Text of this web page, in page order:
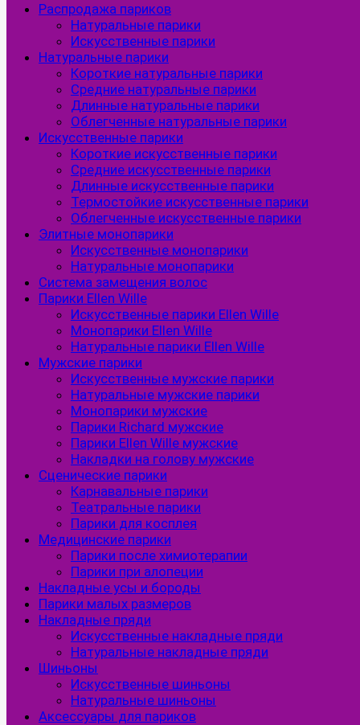
Распродажа париков
Натуральные парики
Искусственные парики
Натуральные парики
Короткие натуральные парики
Средние натуральные парики
Длинные натуральные парики
Облегченные натуральные парики
Искусственные парики
Короткие искусственные парики
Средние искусственные парики
Длинные искусственные парики
Термостойкие искусственные парики
Облегченные искусственные парики
Элитные монопарики
Искусственные монопарики
Натуральные монопарики
Система замещения волос
Парики Ellen Wille
Искусственные парики Ellen Wille
Монопарики Ellen Wille
Натуральные парики Ellen Wille
Мужские парики
Искусственные мужские парики
Натуральные мужские парики
Монопарики мужские
Парики Richard мужские
Парики Ellen Wille мужские
Накладки на голову мужские
Сценические парики
Карнавальные парики
Театральные парики
Парики для косплея
Медицинские парики
Парики после химиотерапии
Парики при алопеции
Накладные усы и бороды
Парики малых размеров
Накладные пряди
Искусственные накладные пряди
Натуральные накладные пряди
Шиньоны
Искусственные шиньоны
Натуральные шиньоны
Аксессуары для париков